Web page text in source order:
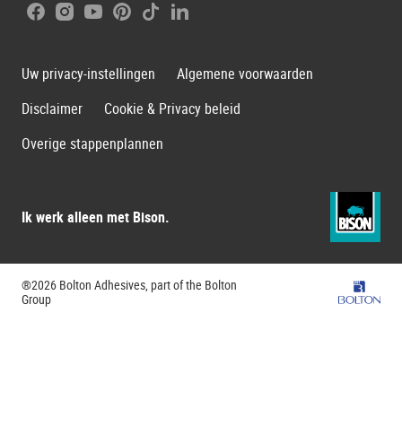
Ik werk alleen met Bison.
Facebook
Instagram
YoutubePinterest
TiktokLinkedIn
Uw privacy-instellingen
Algemene voorwaarden
Disclaimer
Cookie & Privacy beleid
Overige stappenplannen
®2026 Bolton Adhesives, part of the Bolton
Group
Bolton